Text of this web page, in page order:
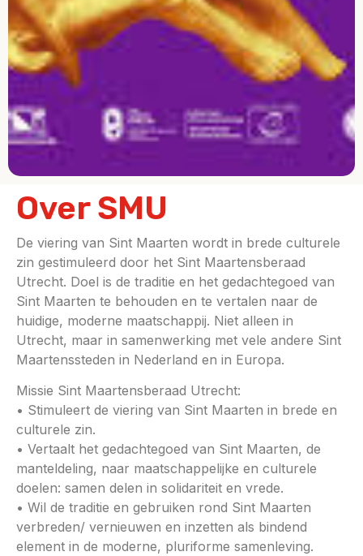
Over SMU
De viering van Sint Maarten wordt in brede culturele
zin gestimuleerd door het Sint Maartensberaad
Utrecht. Doel is de traditie en het gedachtegoed van
Sint Maarten te behouden en te vertalen naar de
huidige, moderne maatschappij. Niet alleen in
Utrecht, maar in samenwerking met vele andere Sint
Maartenssteden in Nederland en in Europa.
Missie Sint Maartensberaad Utrecht:
• Stimuleert de viering van Sint Maarten in brede en
culturele zin.
• Vertaalt het gedachtegoed van Sint Maarten, de
manteldeling, naar maatschappelijke en culturele
doelen: samen delen in solidariteit en vrede.
• Wil de traditie en gebruiken rond Sint Maarten
verbreden/ vernieuwen en inzetten als bindend
element in de moderne, pluriforme samenleving.